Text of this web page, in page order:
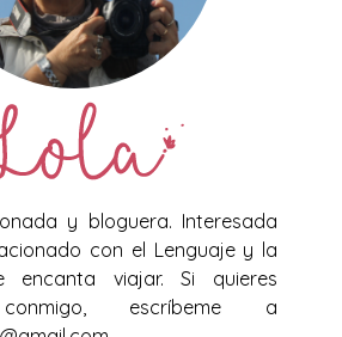
y bloguera. Interesada
con el Lenguaje y la
encanta viajar. Si quieres
escríbeme a